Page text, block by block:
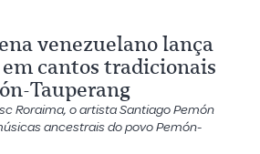
venezuelano lança
cantos tradicionais
Tauperang
Roraima, o artista Santiago Pemón
ancestrais do povo Pemón-